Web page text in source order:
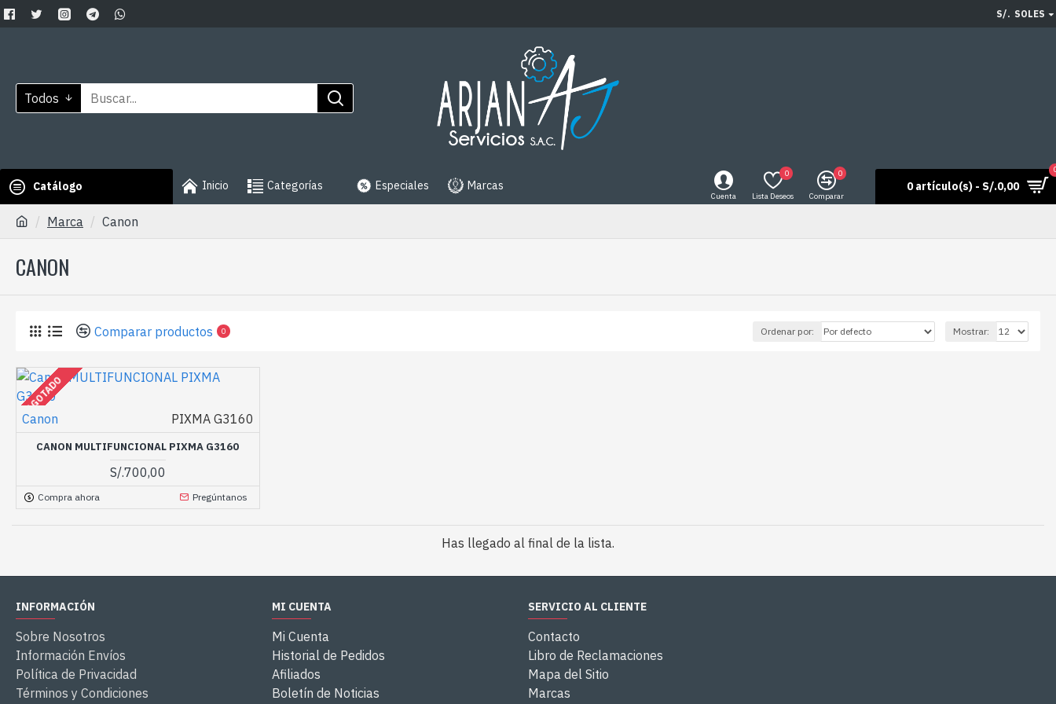
S/. SOLES
Todos
Catálogo Inicio Categorías Especiales Marcas
Cuenta Lista Deseos
0
Comparar
0
0 artículo(s) - S/.0,00
Marca Canon
CANON
Comparar productos 0 Ordenar por: Mostrar:
AGOTADO
Canon PIXMA G3160
CANON MULTIFUNCIONAL PIXMA G3160
S/.700,00
Compra ahora Pregúntanos
Has llegado al final de la lista.
INFORMACIÓN
Sobre Nosotros
Información Envíos
Política de Privacidad
Términos y Condiciones
MI CUENTA
Mi Cuenta
Historial de Pedidos
Afiliados
Boletín de Noticias
SERVICIO AL CLIENTE
Contacto
Libro de Reclamaciones
Mapa del Sitio
Marcas